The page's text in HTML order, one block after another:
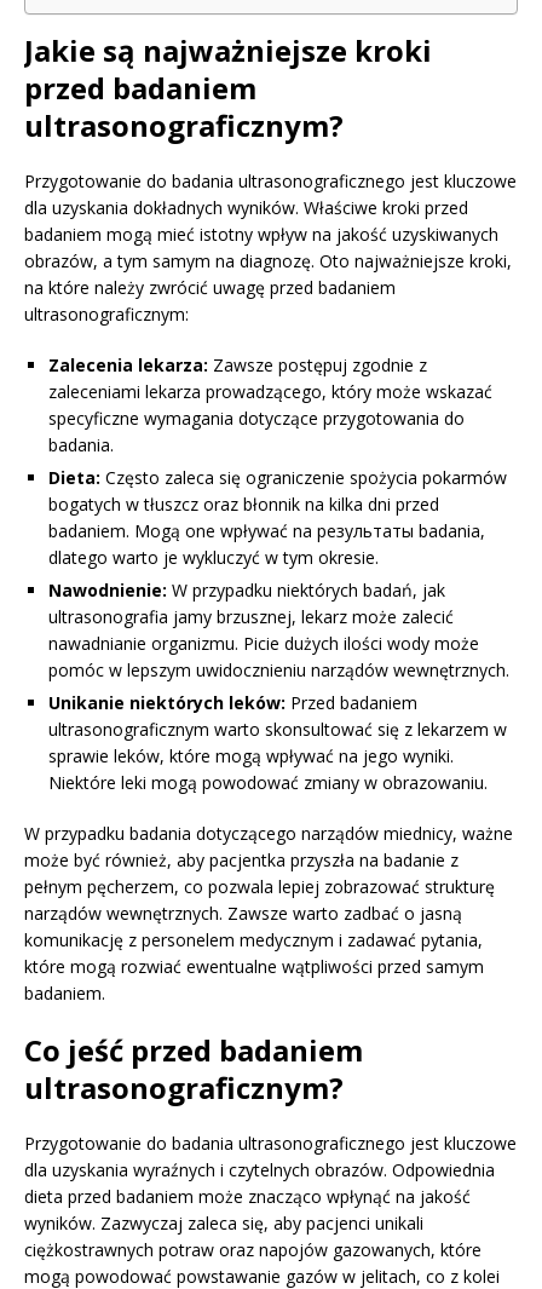
Jakie są najważniejsze kroki
przed badaniem
ultrasonograficznym?
Przygotowanie do badania ultrasonograficznego jest kluczowe
dla uzyskania dokładnych wyników. Właściwe kroki przed
badaniem mogą mieć istotny wpływ na jakość uzyskiwanych
obrazów, a tym samym na diagnozę. Oto najważniejsze kroki,
na które należy zwrócić uwagę przed badaniem
ultrasonograficznym:
Zalecenia lekarza: Zawsze postępuj zgodnie z
zaleceniami lekarza prowadzącego, który może wskazać
specyficzne wymagania dotyczące przygotowania do
badania.
Dieta: Często zaleca się ograniczenie spożycia pokarmów
bogatych w tłuszcz oraz błonnik na kilka dni przed
badaniem. Mogą one wpływać na результаты badania,
dlatego warto je wykluczyć w tym okresie.
Nawodnienie: W przypadku niektórych badań, jak
ultrasonografia jamy brzusznej, lekarz może zalecić
nawadnianie organizmu. Picie dużych ilości wody może
pomóc w lepszym uwidocznieniu narządów wewnętrznych.
Unikanie niektórych leków: Przed badaniem
ultrasonograficznym warto skonsultować się z lekarzem w
sprawie leków, które mogą wpływać na jego wyniki.
Niektóre leki mogą powodować zmiany w obrazowaniu.
W przypadku badania dotyczącego narządów miednicy, ważne
może być również, aby pacjentka przyszła na badanie z
pełnym pęcherzem, co pozwala lepiej zobrazować strukturę
narządów wewnętrznych. Zawsze warto zadbać o jasną
komunikację z personelem medycznym i zadawać pytania,
które mogą rozwiać ewentualne wątpliwości przed samym
badaniem.
Co jeść przed badaniem
ultrasonograficznym?
Przygotowanie do badania ultrasonograficznego jest kluczowe
dla uzyskania wyraźnych i czytelnych obrazów. Odpowiednia
dieta przed badaniem może znacząco wpłynąć na jakość
wyników. Zazwyczaj zaleca się, aby pacjenci unikali
ciężkostrawnych potraw oraz napojów gazowanych, które
mogą powodować powstawanie gazów w jelitach, co z kolei